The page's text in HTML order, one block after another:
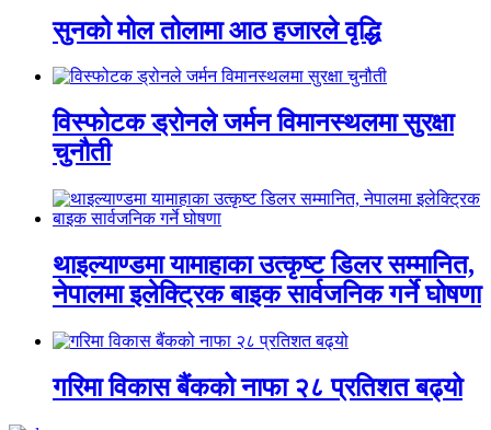
सुनको मोल तोलामा आठ हजारले वृद्धि
विस्फोटक ड्रोनले जर्मन विमानस्थलमा सुरक्षा
चुनौती
थाइल्याण्डमा यामाहाका उत्कृष्ट डिलर सम्मानित,
नेपालमा इलेक्ट्रिक बाइक सार्वजनिक गर्ने घोषणा
गरिमा विकास बैंकको नाफा २८ प्रतिशत बढ्यो